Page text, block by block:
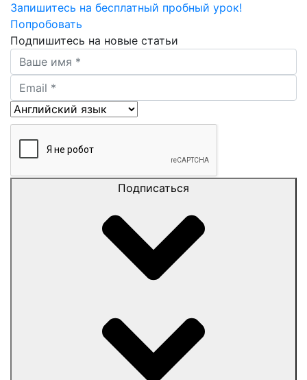
Запишитесь на бесплатный пробный урок!
Попробовать
Подпишитесь на новые статьи
Подписаться